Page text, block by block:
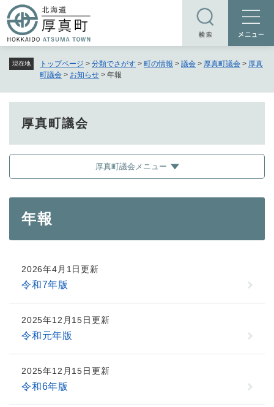
ー
ジ
で
現在地 トップページ > 分類でさがす > 町の情報 > 議会 > 厚真町議会 > 厚真
町議会 > お知らせ > 年報
厚真町議会
厚真町議会メニュー
年報
2026年4月1日更新
令和7年版
2025年12月15日更新
令和元年版
2025年12月15日更新
令和6年版